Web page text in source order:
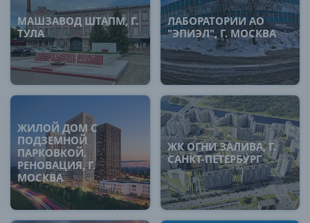
МАШЗАВОД ШТАПМ, Г.
ТУЛА
ЛАБОРАТОРИИ АО
"ЭПИЭЛ", Г. МОСКВА
ЖИЛОЙ ДОМ С
ПОДЗЕМНОЙ
ПАРКОВКОЙ.
РЕНОВАЦИЯ, Г.
МОСКВА
ЖК ОГНИ ЗАЛИВА, Г.
САНКТ-ПЕТЕРБУРГ